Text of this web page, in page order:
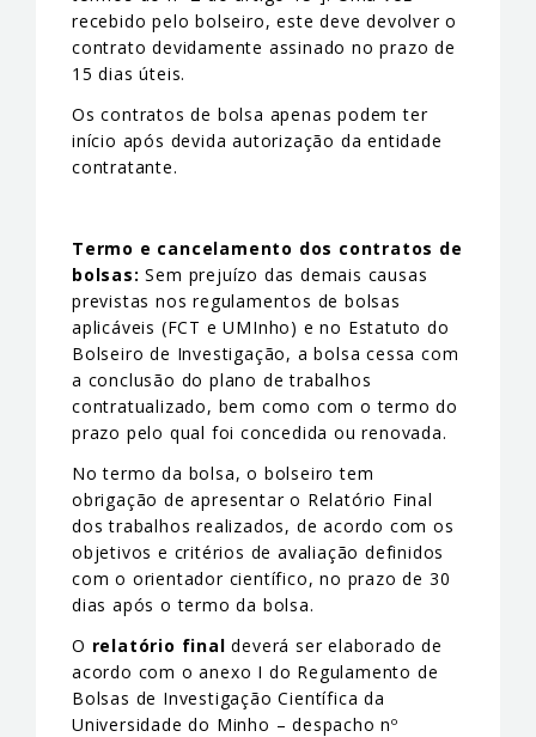
recebido pelo bolseiro, este deve devolver o
contrato devidamente assinado no prazo de
15 dias úteis.
Os contratos de bolsa apenas podem ter
início após devida autorização da entidade
contratante.
Termo e cancelamento dos contratos de
bolsas:Sem prejuízo das demais causas
previstas nos regulamentos de bolsas
aplicáveis (FCT e UMInho) e no Estatuto do
Bolseiro de Investigação, a bolsa cessa com
a conclusão do plano de trabalhos
contratualizado, bem como com o termo do
prazo pelo qual foi concedida ou renovada.
No termo da bolsa, o bolseiro tem
obrigação de apresentar o Relatório Final
dos trabalhos realizados, de acordo com os
objetivos e critérios de avaliação definidos
com o orientador científico, no prazo de 30
dias após o termo da bolsa.
O relatório final deverá ser elaborado de
acordo com o anexo I do Regulamento de
Bolsas de Investigação Científica da
Universidade do Minho – despacho nº